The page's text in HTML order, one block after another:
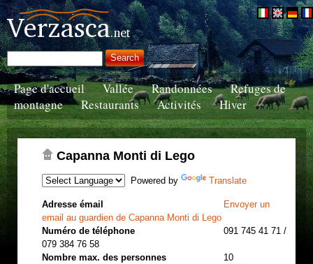
Page d'accueil Vallée Randonnées
Refuges de
montagne
Restaurants Activités Hiver
Capanna Monti di Lego
Powered by Translate
Adresse émail
Envoyer un
email au guardien de Capanna Monti di Lego
Numéro de téléphone
091 745 41 71 /
079 384 76 58
Nombre max. des personnes
10